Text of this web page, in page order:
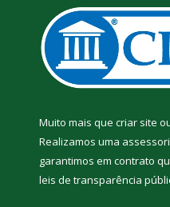
Muito mais que criar site
Realizamos uma
garantimos em contrato
leis de transparência